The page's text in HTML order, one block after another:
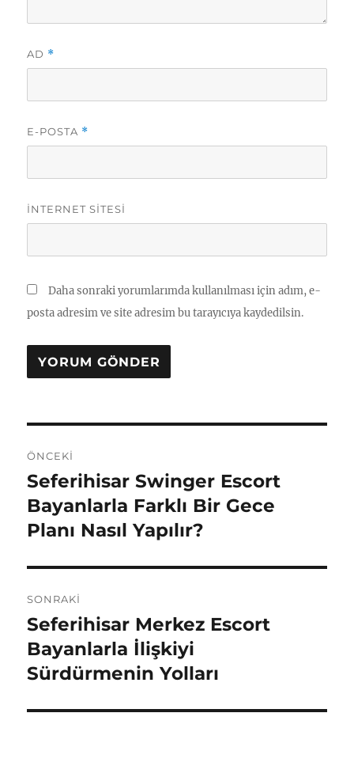
AD *
E-POSTA *
İNTERNET SITESI
Daha sonraki yorumlarımda kullanılması için adım, e-
posta adresim ve site adresim bu tarayıcıya kaydedilsin.
gezinmesi
ÖNCEKI
Önceki
yazı:
Seferihisar Swinger Escort
Bayanlarla Farklı Bir Gece
Planı Nasıl Yapılır?
SONRAKI
Sonraki
yazı:
Seferihisar Merkez Escort
Bayanlarla İlişkiyi
Sürdürmenin Yolları